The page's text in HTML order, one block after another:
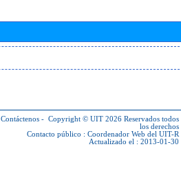
Contáctenos - Copyright © UIT 2026 Reservados todos
los derechos
Contacto público : Coordenador Web del UIT-R
Actualizado el : 2013-01-30